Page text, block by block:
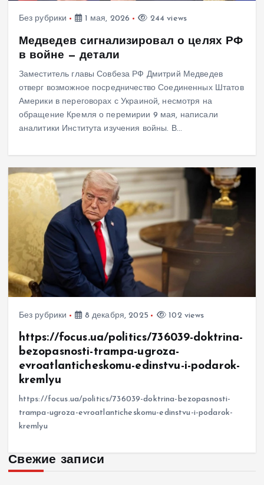
Без рубрики 1 мая, 2026 244 views
Медведев сигнализировал о целях РФ
в войне — детали
Заместитель главы Совбеза РФ Дмитрий Медведев
отверг возможное посредничество Соединенных Штатов
Америки в переговорах с Украиной, несмотря на
обращение Кремля о перемирии 9 мая, написали
аналитики Института изучения войны. В…
Без рубрики 8 декабря, 2025 102 views
https://focus.ua/politics/736039-doktrina-
bezopasnosti-trampa-ugroza-
evroatlanticheskomu-edinstvu-i-podarok-
kremlyu
https://focus.ua/politics/736039-doktrina-bezopasnosti-
trampa-ugroza-evroatlanticheskomu-edinstvu-i-podarok-
kremlyu
Свежие записи